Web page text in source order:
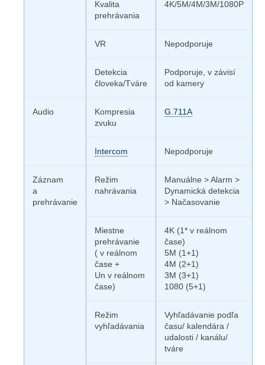
Kvalita
prehrávania
4K/5M/4M/3M/1080P
VR Nepodporuje
Detekcia
človeka/Tváre
Podporuje, v závisí
od kamery
Audio
Kompresia
zvuku
G.711A
Intercom Nepodporuje
Záznam
a
prehrávanie
Režim
nahrávania
Manuálne > Alarm >
Dynamická detekcia
> Načasovanie
Miestne
prehrávanie
( v reálnom
čase +
Un v reálnom
čase)
4K (1* v reálnom
čase)
5M (1+1)
4M (2+1)
3M (3+1)
1080 (5+1)
Režim
vyhľadávania
Vyhľadávanie podľa
času/ kalendára /
udalosti / kanálu/
tváre